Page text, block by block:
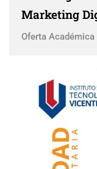
Marketing
Oferta Académica